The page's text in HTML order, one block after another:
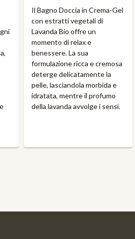
Il Bagno Doccia in Crema-Gel
con estratti vegetali di
Lavanda Bio offre un
momento di relax e
benessere. La sua
formulazione ricca e cremosa
deterge delicatamente la
pelle, lasciandola morbida e
idratata, mentre il profumo
della lavanda avvolge i sensi.